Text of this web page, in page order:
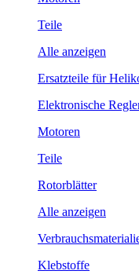
Teile
Alle anzeigen
Ersatzteile für
Elektronische
Motoren
Teile
Rotorblätter
Alle anzeigen
Klebstoffe